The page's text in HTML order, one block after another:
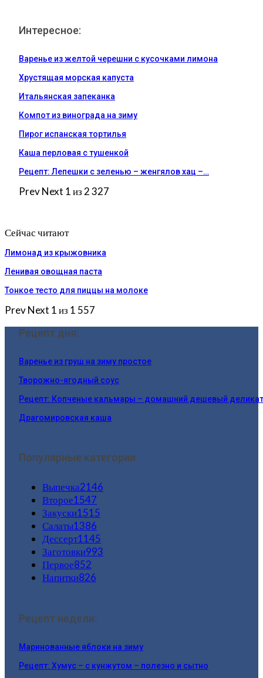
Интересное:
Варенье из желтой черешни с кусочками лимона
Хрустящая морская капуста
Итальянская запеканка
Компот из винограда на зиму
Пирог испанская тортилья
Каша перловая с тушенкой
Рецепт: Лепешки с зеленью – женгялов хац –…
PrevNext 1 из 2 327
Сейчас читают
Лимонад из крыжовника
Ленивая овощная паста
Тонкое тесто для пиццы на молоке
PrevNext 1 из 1 557
Рецепт дня:
Варенье из груш на зиму простое
Творожно-ягодный соус
Рецепт: Копченые кальмары – домашний дешевый
Драгомировская каша
Популярные категории
Выпечка2146
Второе1547
Закуски1515
Салаты1386
Дессерт1145
Заготовки993
Первое852
Напитки826
Рецепт недели:
Маринованные яблоки на зиму
Рецепт: Хумус – с кунжутом – полезно и сытно